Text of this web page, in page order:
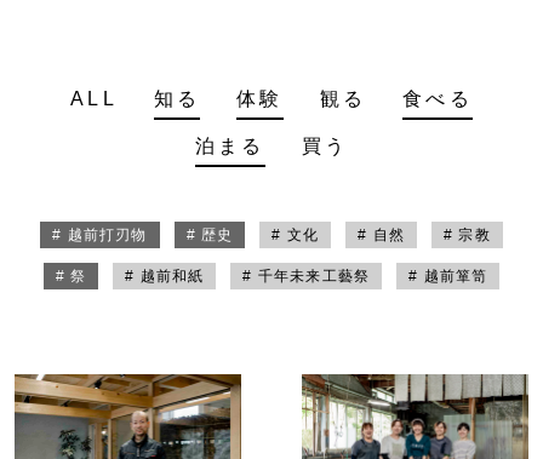
ALL 知る 体験 観る 食べる
泊まる 買う
# 越前打刃物 # 歴史 # 文化 # 自然 # 宗教
# 祭 # 越前和紙 # 千年未来工藝祭 # 越前箪笥